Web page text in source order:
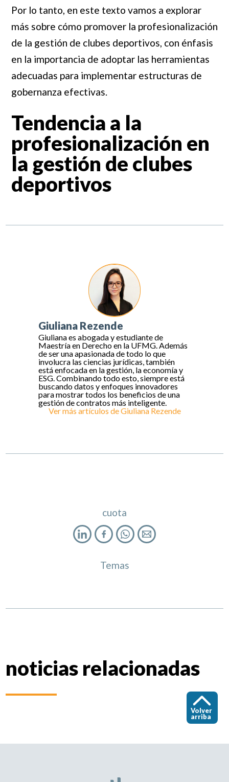
Volver
arriba
Por lo tanto, en este texto vamos a explorar
más sobre cómo promover la profesionalización
de la gestión de clubes deportivos, con énfasis
en la importancia de adoptar las herramientas
adecuadas para implementar estructuras de
gobernanza efectivas.
Tendencia a la
profesionalización en
la gestión de clubes
deportivos
Giuliana Rezende
Giuliana es abogada y estudiante de
Maestría en Derecho en la UFMG. Además
de ser una apasionada de todo lo que
involucra las ciencias jurídicas, también
está enfocada en la gestión, la economía y
ESG. Combinando todo esto, siempre está
buscando datos y enfoques innovadores
para mostrar todos los beneficios de una
gestión de contratos más inteligente.
Ver más artículos deGiuliana Rezende
Temas
cuota
noticias relacionadas